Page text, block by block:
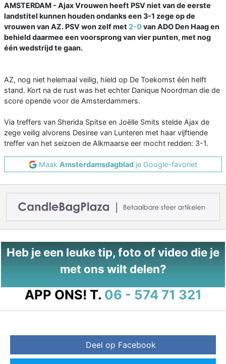
AMSTERDAM - Ajax Vrouwen heeft PSV niet van de eerste
landstitel kunnen houden ondanks een 3-1 zege op de
vrouwen van AZ. PSV won zelf met 2-0 van ADO Den Haag en
behield daarmee een voorsprong van vier punten, met nog
één wedstrijd te gaan.
AZ, nog niet helemaal veilig, hield op De Toekomst één helft
stand. Kort na de rust was het echter Danique Noordman die de
score opende voor de Amsterdammers.
Via treffers van Sherida Spitse en Joëlle Smits stelde Ajax de
zege veilig alvorens Desiree van Lunteren met haar vijftiende
treffer van het seizoen de Alkmaarse eer mocht redden: 3-1.
Maak Amsterdamsdagblad je Google-favoriet
Heb je een leuke tip, foto of video die je
met ons wilt delen?
APP ONS! T. 06 - 574 71 321
Deel op Facebook